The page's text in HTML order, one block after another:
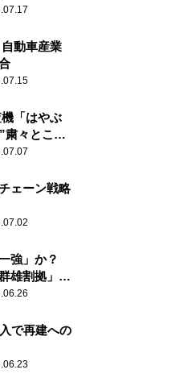
動車産業
「はやぶ
粛々とこな
ェーン戦略
強」か？
雄割拠」
で再建への